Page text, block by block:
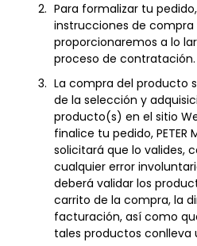
Para formalizar tu
instrucciones de compra
proporcionaremos a lo
proceso de contratación.
La compra del producto
de la selección y
producto(s) en el sitio
finalice tu pedido, PETER
solicitará que lo valides,
cualquier error
deberá validar los
carrito de la compra, la
facturación, así como
tales productos conlleva